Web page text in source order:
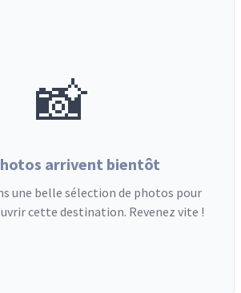
📸
arrivent bientôt
une belle sélection de photos pour
cette destination. Revenez vite !